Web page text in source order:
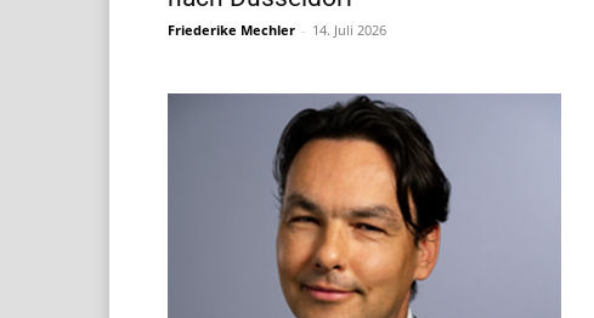
Friederike Mechler - 14. Juli 2026